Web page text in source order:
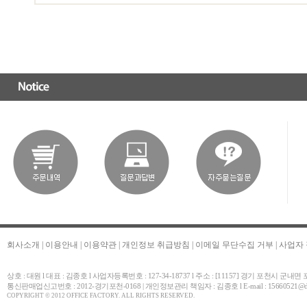
회사소개 이용안내 이용약관 개인정보 취급방침 이메일 무단수집 거부 사업자
상호 : 대원 l 대표 : 김종호 l 사업자등록번호 : 127-34-18737 l 주소 : [11157] 경기 포천시 군내면
통신판매업신고번호 : 2012-경기포천-0168 | 개인정보관리 책임자 : 김종호 l E-mail :
COPYRIGHT © 2012 OFFICE FACTORY. ALL RIGHTS RESERVED.